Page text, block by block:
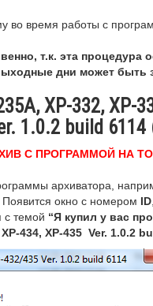
во время работы с
т.к. эта процедура
дни может быть
XP-332, XP-
1.0.2 build 6114
С ПРОГРАММОЙ НА
архиватора,
окно с номером ID
с темой “Я купил у вас
434, XP-435 Ver. 1.0.2